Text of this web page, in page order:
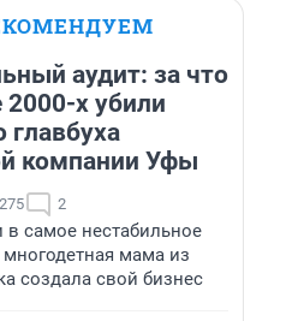
аудит: за что
2000-х убили
компании Уфы
2
самое нестабильное
многодетная мама из
создала свой бизнес